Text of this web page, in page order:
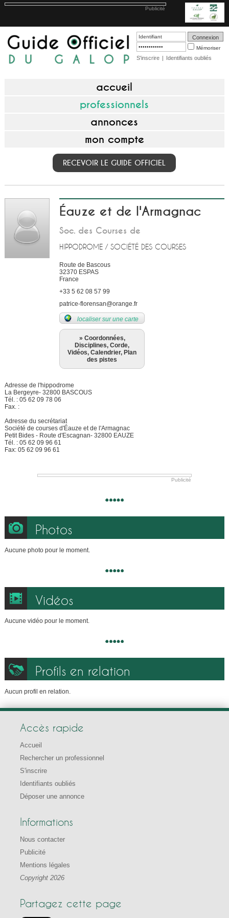
Publicité
Mémoriser
S'inscrire | Identifiants oubliés
accueil
professionnels
annonces
mon compte
RECEVOIR LE GUIDE OFFICIEL
Éauze et de l'Armagnac
Soc. des Courses de
HIPPODROME / SOCIÉTÉ DES COURSES
Route de Bascous
32370 ESPAS
France
+33 5 62 08 57 99
patrice-florensan@orange.fr
localiser sur une carte
» Coordonnées,
Disciplines, Corde,
Vidéos, Calendrier, Plan
des pistes
Adresse de l'hippodrome
La Bergeyre- 32800 BASCOUS
Tél. : 05 62 09 78 06
Fax. :
Adresse du secrétariat
Société de courses d'Éauze et de l'Armagnac
Petit Bides - Route d'Escagnan- 32800 EAUZE
Tél. : 05 62 09 96 61
Fax: 05 62 09 96 61
Publicité
Photos
Aucune photo pour le moment.
Vidéos
Aucune vidéo pour le moment.
Profils en relation
Aucun profil en relation.
Accès rapide
Accueil
Rechercher un professionnel
S'inscrire
Identifiants oubliés
Déposer une annonce
Informations
Nous contacter
Publicité
Mentions légales
Copyright 2026
Partagez cette page